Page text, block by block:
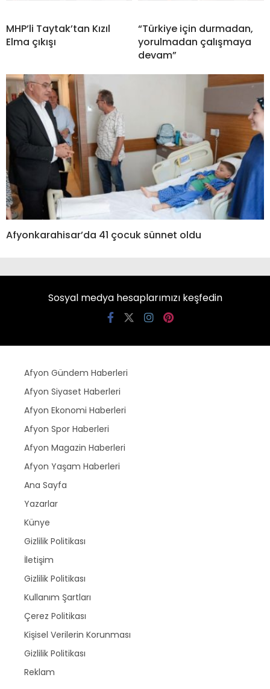
MHP’li Taytak’tan Kızıl
Elma çıkışı
“Türkiye için durmadan,
yorulmadan çalışmaya
devam”
Afyonkarahisar’da 41 çocuk sünnet oldu
Sosyal medya hesaplarımızı keşfedin
Afyon Gündem Haberleri
Afyon Siyaset Haberleri
Afyon Ekonomi Haberleri
Afyon Spor Haberleri
Afyon Magazin Haberleri
Afyon Yaşam Haberleri
Ana Sayfa
Yazarlar
Künye
Gizlilik Politikası
İletişim
Gizlilik Politikası
Kullanım Şartları
Çerez Politikası
Kişisel Verilerin Korunması
Gizlilik Politikası
Reklam